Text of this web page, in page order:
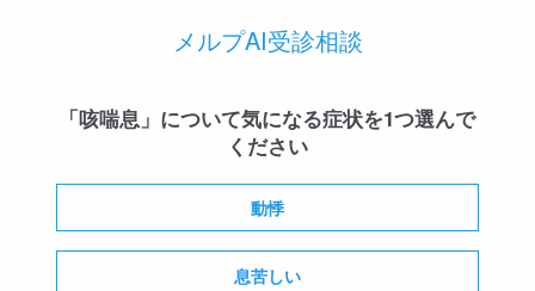
メルプAI受診相談
「咳喘息」について気になる症状を1つ選んで
ください
動悸
息苦しい